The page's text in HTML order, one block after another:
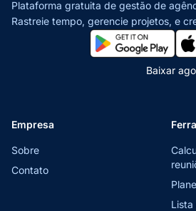
Plataforma gratuita de gestão de
Rastreie tempo, gerencie projetos, e
Baixar
Empresa
Sobre
Contato